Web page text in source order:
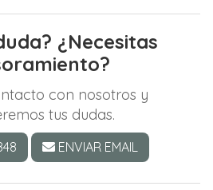
¿Necesitas
con nosotros y
tus dudas.
ENVIAR EMAIL